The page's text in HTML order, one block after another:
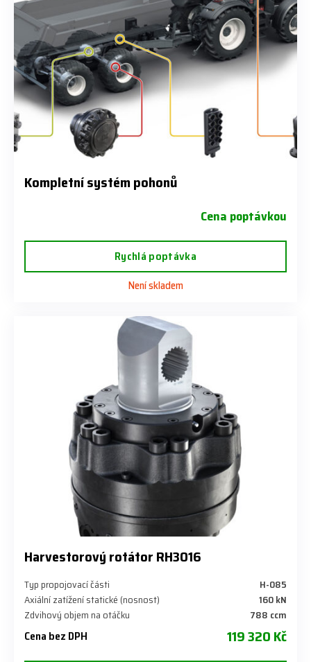
Kompletní systém pohonů
Cena poptávkou
Rychlá poptávka
Není skladem
Harvestorový rotátor RH3016
Typ propojovací části
H-085
Axiální zatížení statické (nosnost)
160 kN
Zdvihový objem na otáčku
788 ccm
Cena bez DPH 119 320 Kč